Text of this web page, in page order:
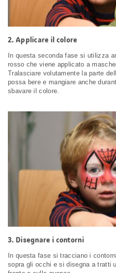
2. Applicare il colore
In questa seconda fase si utilizza
rosso che viene applicato a
Tralasciare volutamente la parte
possa bere e mangiare anche
sbavare il colore.
3. Disegnare i contorni
In questa fase si tracciano i
sopra gli occhi e si disegna a tratti